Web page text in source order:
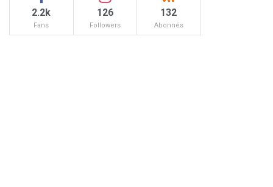
2.2k
Fans
126
Followers
132
Abonnés